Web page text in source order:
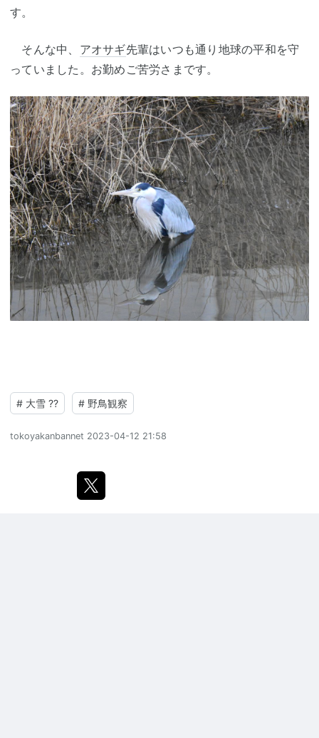
す。
そんな中、 アオサギ先輩はいつも通り地球の平和を守
っていました。お勤めご苦労さまです。
# 大雪 ?? # 野鳥観察
tokoyakanbannet 2023-04-12 21:58